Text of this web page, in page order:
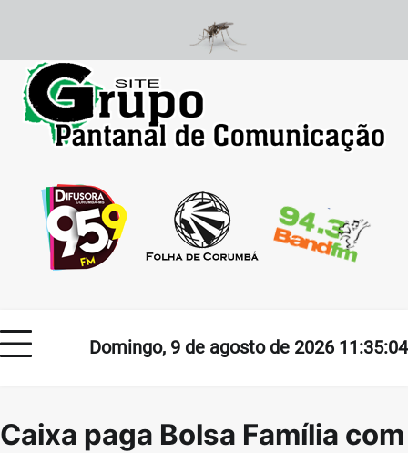
content
Domingo, 9 de agosto de 2026 11:35:04
Caixa paga Bolsa Família com